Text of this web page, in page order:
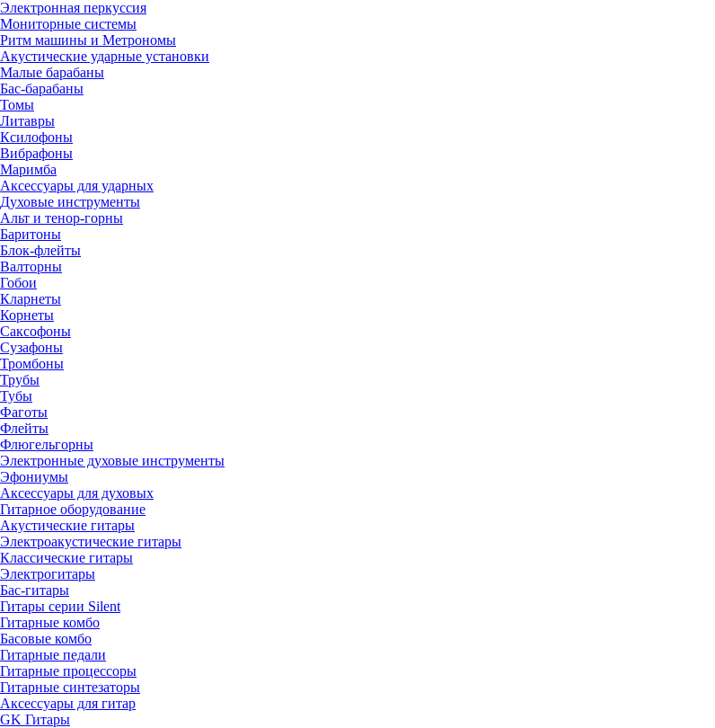
Электронная перкуссия
Мониторные системы
Ритм машины и Метрономы
Акустические ударные установки
Малые барабаны
Бас-барабаны
Томы
Литавры
Ксилофоны
Вибрафоны
Маримба
Аксессуары для ударных
Духовые инструменты
Альт и тенор-горны
Баритоны
Блок-флейты
Валторны
Гобои
Кларнеты
Корнеты
Саксофоны
Сузафоны
Тромбоны
Трубы
Тубы
Фаготы
Флейты
Флюгельгорны
Электронные духовые инструменты
Эфониумы
Аксессуары для духовых
Гитарное оборудование
Акустические гитары
Электроакустические гитары
Классические гитары
Электрогитары
Бас-гитары
Гитары серии Silent
Гитарные комбо
Басовые комбо
Гитарные педали
Гитарные процессоры
Гитарные синтезаторы
Аксессуары для гитар
GK Гитары